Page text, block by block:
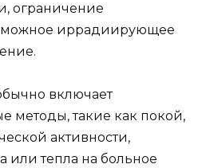
ограничение
иррадиирующее
включает
методы, такие как покой,
активности,
или тепла на больное